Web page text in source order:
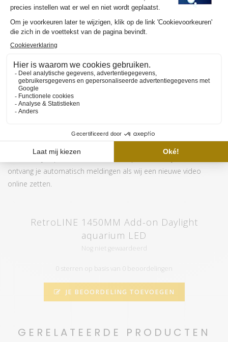
Lumen per Watt
102
Opties
T8 montage, rimless
beugels en diversen
Garantie
MEER INFORMATIE HVP AQUA RETROLINE
Wil je graag meer weten over de werking en de aanschaf van de
HVP aqua RetroLine? Wij hebben meerdere YouTube video's om
onze website beschikbaar gemaakt ophet YouTube kanaal van
Abonneer je op ons kanaal en door op het "belletje" te klikken
ontvang je automatisch meldingen als wij een nieuwe video
online zetten.
RetroLINE 1450MM Add-on Daylight
aquarium LED
Nog niet gewaardeerd
0 sterren op basis van 0 beoordelingen
JE BEOORDELING TOEVOEGEN
GERELATEERDE PRODUCTEN